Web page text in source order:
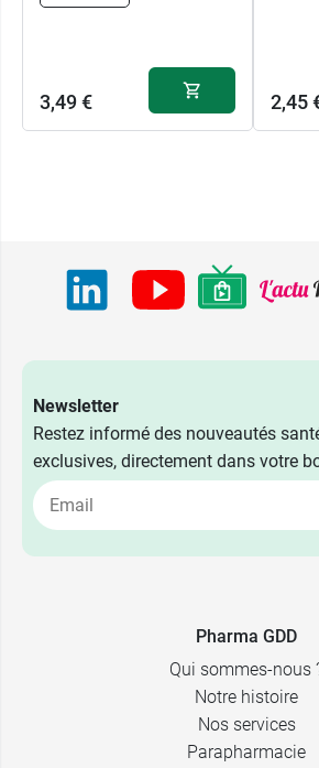
3,49 € 2,45
Newsletter
Restez informé des nouveautés
exclusives, directement dans votre
Pharma GDD
Qui sommes-nous
Notre histoire
Nos services
Parapharmacie